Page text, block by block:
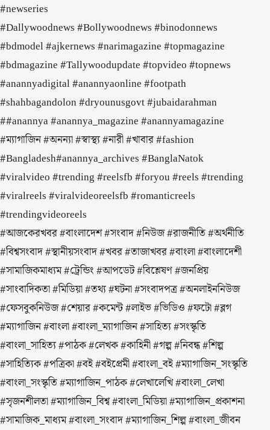
#newseries
#Dallywoodnews #Bollywoodnews #binodonnews
#bdmodel #ajkernews #narimagazine #topmagazine
#bdmagazine #Tallywoodupdate #topvideo #topnews
#anannyadigital #anannyaonline #footpath
#shahbagandolon #dryounusgovt #jubaidarahman
##anannya #anannya_magazine #anannyamagazine
#ম্যাগাজিন #অনন্যা #স্বাস্থ্য #নারী #খাবার #fashion
#Bangladesh#anannya_archives #BanglaNatok
#viralvideo #trending #reelsfb #foryou #reels #trending
#viralreels #viralvideoreelsfb #romanticreels
#trendingvideoreels
#আজকেরখবর #বাংলাদেশ #সংবাদ #নিউজ #রাজনীতি #অর্থনীতি
#বিশ্বসংবাদ #স্থানীয়সংবাদ #খবর #তাজাখবর #বাংলা #বাংলাদেশী
#সামাজিকমাধ্যম #ট্রেন্ডিং #আপডেট #বিশ্লেষণ #জনপ্রিয়
#সাংবাদিকতা #মিডিয়া #তথ্য #ঘটনা #সংবাদপত্র #অনলাইননিউজ
#ফেসবুকনিউজ #শেয়ার #কমেন্ট #লাইভ #ভিডিও #ফটো #ব্লগ
#ম্যাগাজিন #বাংলা #বাংলা_ম্যাগাজিন #সাহিত্য #সংস্কৃতি
#বাংলা_সাহিত্য #পাঠক #লেখক #কাহিনী #গল্প #নিবন্ধ #শিল্প
#সাহিত্যিক #পত্রিকা #বই #বইপ্রেমী #বাংলা_বই #ম্যাগাজিন_সংস্কৃতি
#বাংলা_সংস্কৃতি #ম্যাগাজিন_পাঠক #লেখালেখি #বাংলা_লেখা
#সৃজনশীলতা #ম্যাগাজিন_বিশ্ব #বাংলা_মিডিয়া #ম্যাগাজিন_প্রকাশনা
#সামাজিক_মাধ্যম #বাংলা_সংবাদ #ম্যাগাজিন_শিল্প #বাংলা_জীবন